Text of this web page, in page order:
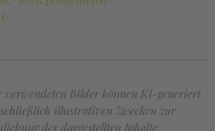
verwendeten Bilder können KI-generiert
illustrativen Zwecken zur
der dargestellten Inhalte.